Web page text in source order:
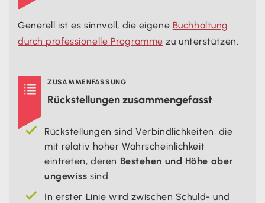
Generell ist es sinnvoll, die eigene Buchhaltung
durch professionelle Programme zu unterstützen.
 ZUSAMMENFASSUNG
Rückstellungenzusammengefasst
Rückstellungen sind Verbindlichkeiten, die
mit relativ hoher Wahrscheinlichkeit
eintreten, deren Bestehen und Höhe aber
ungewiss sind.
In erster Linie wird zwischen Schuld- und